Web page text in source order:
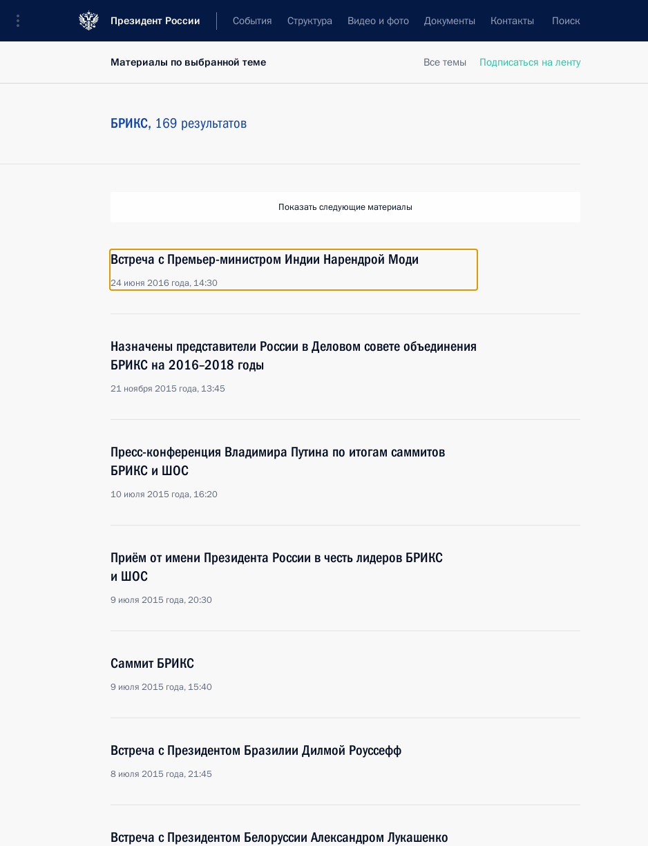
Президент России События Структура Видео и фото Документы Контакты Поиск
Все темы Подписаться на ленту
Материалы по выбранной теме
БРИКС, 169 результатов
Показать следующие материалы
Встреча с Премьер-министром Индии Нарендрой Моди
24 июня 2016 года, 14:30
Назначены представители России в Деловом совете объединения
БРИКС на 2016–2018 годы
21 ноября 2015 года, 13:45
Пресс-конференция Владимира Путина по итогам саммитов
БРИКС и ШОС
10 июля 2015 года, 16:20
Приём от имени Президента России в честь лидеров БРИКС
и ШОС
9 июля 2015 года, 20:30
Саммит БРИКС
9 июля 2015 года, 15:40
Встреча с Президентом Бразилии Дилмой Роуссефф
8 июля 2015 года, 21:45
Встреча с Президентом Белоруссии Александром Лукашенко